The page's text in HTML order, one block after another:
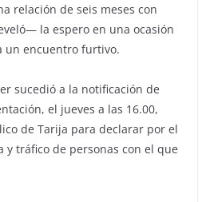
relación de seis meses con
la espero en una ocasión
un encuentro furtivo.
sucedió a la notificación de
el jueves a las 16.00,
de Tarija para declarar por el
y tráfico de personas con el que